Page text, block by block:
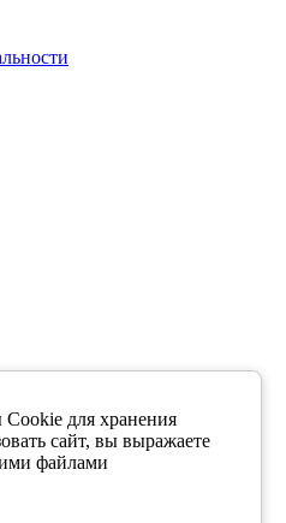
Cookie для хранения
сайт, вы выражаете
файлами
могут отличаться от